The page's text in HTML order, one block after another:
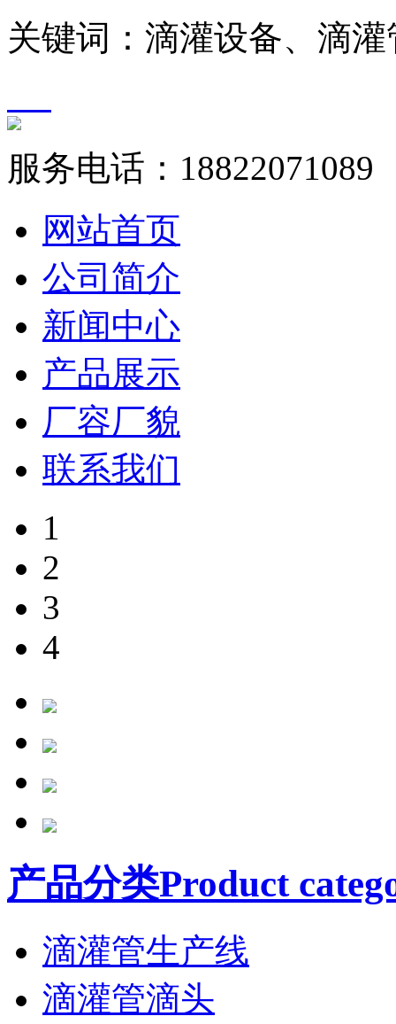
关键词：滴灌设备、滴
服务电话： 18822071089
网站首页
公司简介
新闻中心
产品展示
厂容厂貌
联系我们
1
2
3
4
产品分类Product
滴灌管生产线
滴灌管滴头